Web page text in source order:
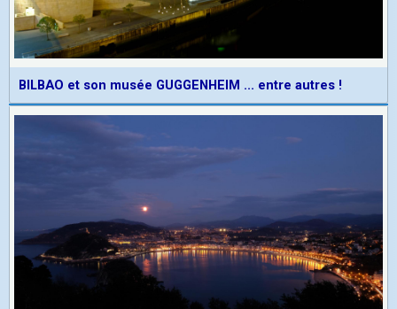
BILBAO et son musée GUGGENHEIM ... entre autres !